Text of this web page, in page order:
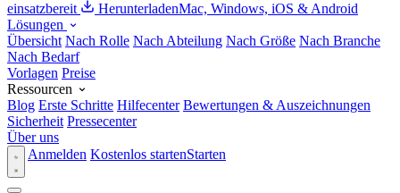
einsatzbereit
HerunterladenMac, Windows, iOS & Android
Lösungen
Übersicht Nach Rolle Nach Abteilung Nach Größe Nach Branche
Nach Bedarf
Vorlagen Preise
Ressourcen
Blog Erste Schritte Hilfecenter Bewertungen & Auszeichnungen
Sicherheit Pressecenter
Über uns
Anmelden Kostenlos startenStarten